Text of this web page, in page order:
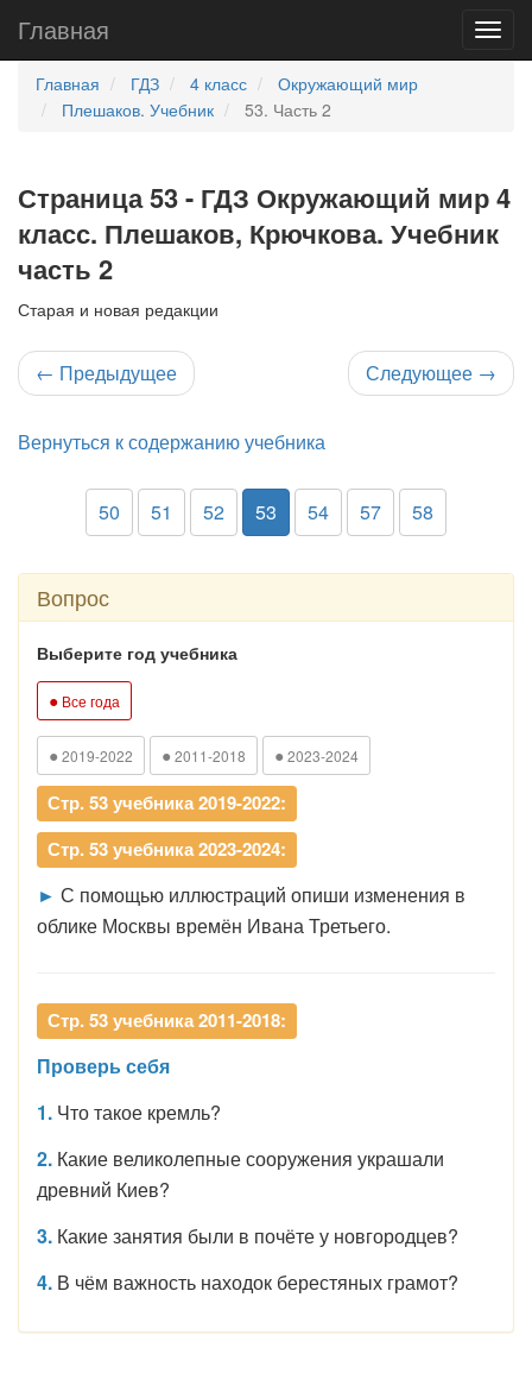
Главная
Главная ГДЗ 4 класс
Окружающий мир
Плешаков. Учебник
53. Часть 2
Страница 53 - ГДЗ Окружающий мир 4
класс. Плешаков, Крючкова. Учебник
часть 2
Старая и новая редакции
← Предыдущее Следующее →
Вернуться к содержанию учебника
50 51 52 53 54 57 58
Вопрос
Выберите год учебника
● Все года
● 2019-2022 ● 2011-2018 ● 2023-2024
Стр. 53 учебника 2019-2022:
Стр. 53 учебника 2023-2024:
► С помощью иллюстраций опиши изменения в
облике Москвы времён Ивана Третьего.
Стр. 53 учебника 2011-2018:
Проверь себя
1. Что такое кремль?
2. Какие великолепные сооружения украшали
древний Киев?
3. Какие занятия были в почёте у новгородцев?
4. В чём важность находок берестяных грамот?